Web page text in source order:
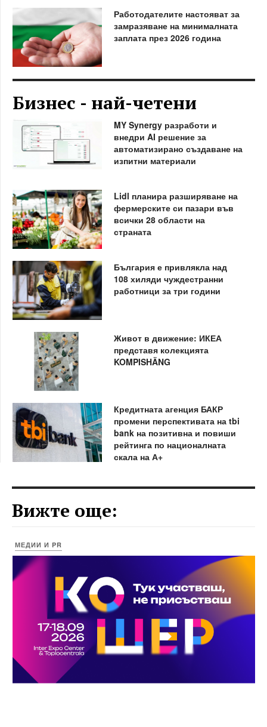
Работодателите настояват за
замразяване на минималната
заплата през 2026 година
Бизнес - най-четени
MY Synergy разработи и
внедри AI решение за
автоматизирано създаване на
изпитни материали
Lidl планира разширяване на
фермерските си пазари във
всички 28 области на
страната
България е привлякла над
108 хиляди чуждестранни
работници за три години
Живот в движение: ИКЕА
представя колекцията
KOMPISHÄNG
Кредитната агенция БАКР
промени перспективата на tbi
bank на позитивна и повиши
рейтинга по националната
скала на А+
Вижте още:
МЕДИИ И PR